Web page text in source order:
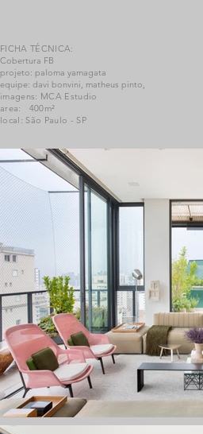
FICHA TÉCNICA:
Cobertura FB
projeto: paloma yamagata
equipe: davi bonvini, matheus pinto,
imagens: MCA Estudio
area: 400m²
local: São Paulo - SP